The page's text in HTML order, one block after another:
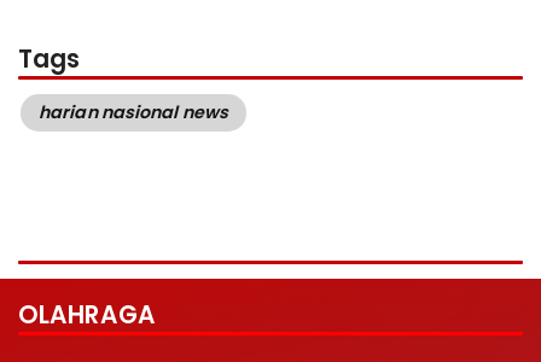
Tags
harian nasional news
OLAHRAGA